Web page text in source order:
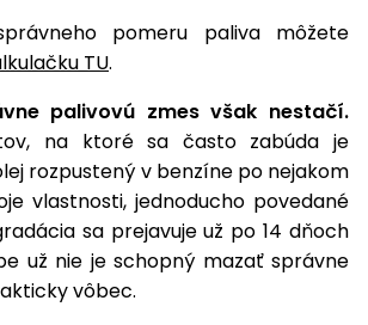
pomeru paliva môžete
TU.
palivovú zmes však nestačí.
na ktoré sa často zabúda je
rozpustený v benzíne po nejakom
vlastnosti, jednoducho povedané
sa prejavuje už po 14 dňoch
už nie je schopný mazať správne
vôbec.